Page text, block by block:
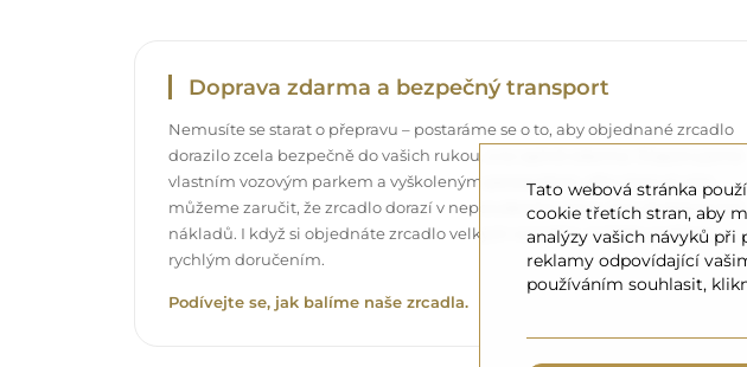
Doprava zdarma a bezpečný transport
Nemusíte se starat o přepravu – postaráme se o to, aby objednané zrcadlo
dorazilo zcela bezpečně do vašich rukou, a to úplně zdarma. Disponujeme
vlastním vozovým parkem a vyškoleným personálem, díky čemuž vám
můžeme zaručit, že zrcadlo dorazí v neporušeném stavu, bez dodatečných
nákladů. I když si objednáte zrcadlo velkých rozměrů, můžete počítat s
rychlým doručením.
Podívejte se, jak balíme naše zrcadla.
Tato webová stránka
cookie třetích stran, aby
analýzy vašich návyků při
reklamy odpovídající
používáním souhlasit,